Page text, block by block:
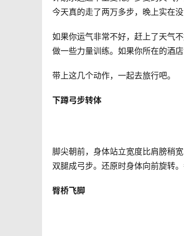
今天真的走了两万多步，晚上实在
如果你运气非常不好，赶上了天气
做一些力量训练。如果你所在的酒
带上这几个动作，一起去旅行吧。
下蹲弓步转体
脚尖朝前，身体站立宽度比肩膀稍
双腿成弓步。还原时身体向前旋转
臀桥飞脚